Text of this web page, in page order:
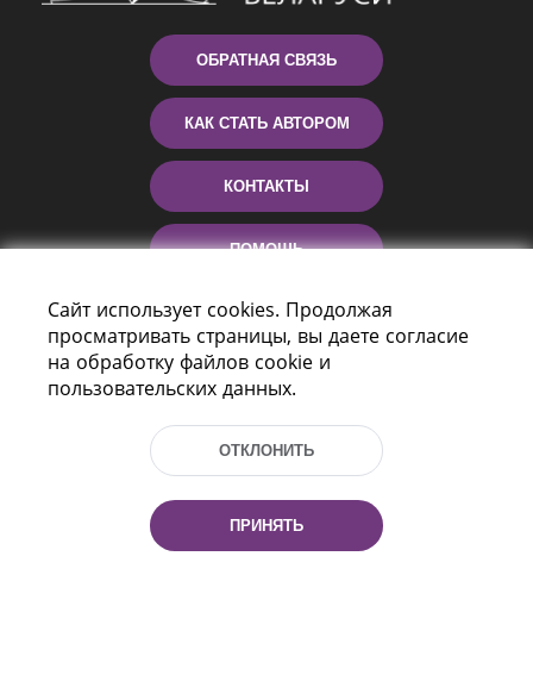
ОБРАТНАЯ СВЯЗЬ
КАК СТАТЬ АВТОРОМ
КОНТАКТЫ
ПОМОЩЬ
Пр-т Независимости 116
г. Минск, Республика Беларусь, 220114
Тел.: (+375 17) 368 37 37, Факс: (+375 17)
Сайт использует cookies. Продолжая
просматривать страницы, вы даете согласие
на обработку файлов cookie и
пользовательских данных.
ОТКЛОНИТЬ
ПРИНЯТЬ